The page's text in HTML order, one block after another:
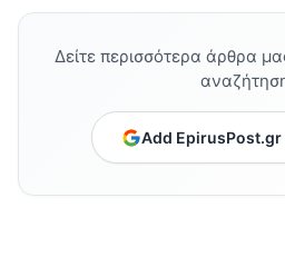
Δείτε περισσότερα άρθρα
Add EpirusPost.gr